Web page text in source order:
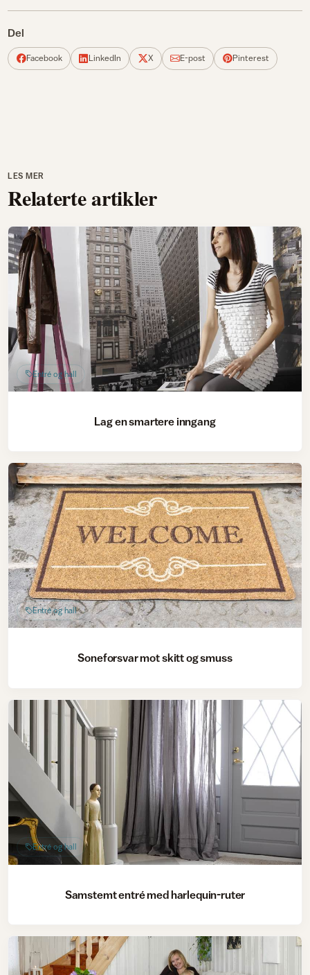
Del
Facebook LinkedIn X E-post Pinterest
LES MER
Relaterte artikler
Entré og hall
Lag en smartere inngang
Entré og hall
Soneforsvar mot skitt og smuss
Entré og hall
Samstemt entré med harlequin-ruter